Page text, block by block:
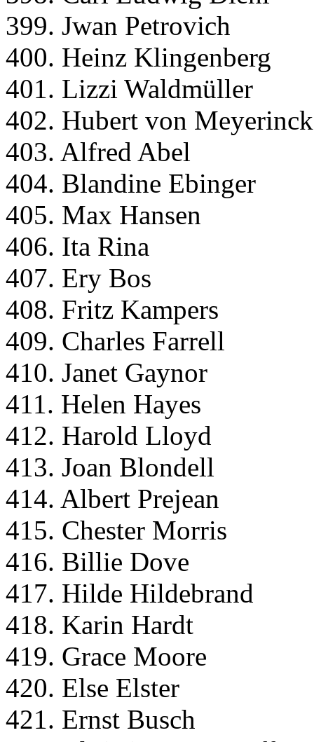
399. Jwan Petrovich
400. Heinz Klingenberg
401. Lizzi Waldmüller
402. Hubert von Meyerinck
403. Alfred Abel
404. Blandine Ebinger
405. Max Hansen
406. Ita Rina
407. Ery Bos
408. Fritz Kampers
409. Charles Farrell
410. Janet Gaynor
411. Helen Hayes
412. Harold Lloyd
413. Joan Blondell
414. Albert Prejean
415. Chester Morris
416. Billie Dove
417. Hilde Hildebrand
418. Karin Hardt
419. Grace Moore
420. Else Elster
421. Ernst Busch